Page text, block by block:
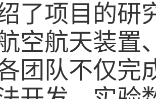
了项目的研
空航天装置
团队不仅完